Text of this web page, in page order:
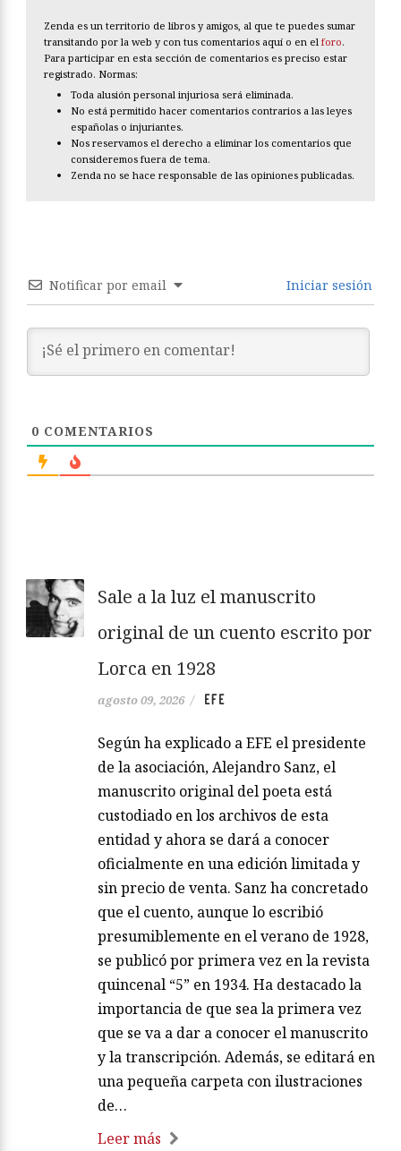
Zenda es un territorio de libros y amigos, al que te puedes sumar
transitando por la web y con tus comentarios aquí o en el foro.
Para participar en esta sección de comentarios es preciso estar
registrado. Normas:
Toda alusión personal injuriosa será eliminada.
No está permitido hacer comentarios contrarios a las leyes
españolas o injuriantes.
Nos reservamos el derecho a eliminar los comentarios que
consideremos fuera de tema.
Zenda no se hace responsable de las opiniones publicadas.
Notificar por email Iniciar sesión
0 COMENTARIOS
Sale a la luz el manuscrito
original de un cuento escrito por
Lorca en 1928
agosto 09, 2026 / EFE
Según ha explicado a EFE el presidente
de la asociación, Alejandro Sanz, el
manuscrito original del poeta está
custodiado en los archivos de esta
entidad y ahora se dará a conocer
oficialmente en una edición limitada y
sin precio de venta. Sanz ha concretado
que el cuento, aunque lo escribió
presumiblemente en el verano de 1928,
se publicó por primera vez en la revista
quincenal “5” en 1934. Ha destacado la
importancia de que sea la primera vez
que se va a dar a conocer el manuscrito
y la transcripción. Además, se editará en
una pequeña carpeta con ilustraciones
de…
Leer más